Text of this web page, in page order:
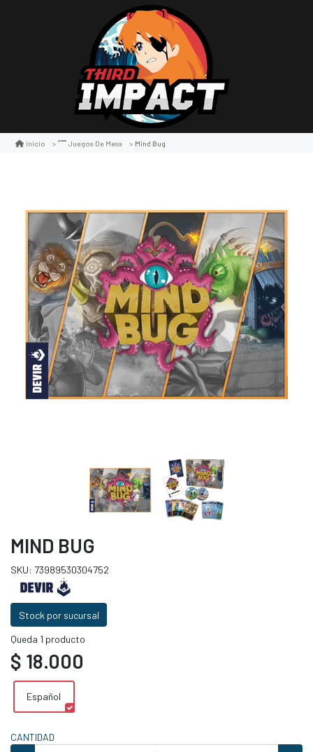
Inicio Juegos De Mesa Mind Bug
MIND BUG
SKU: 73989530304752
Stock por sucursal
Queda 1 producto
$ 18.000
Español
CANTIDAD